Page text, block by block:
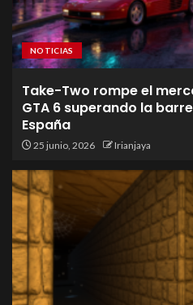
NOTICIAS
Take-Two rompe el
GTA 6 superando la
España
25 junio, 2026 Irianjaya